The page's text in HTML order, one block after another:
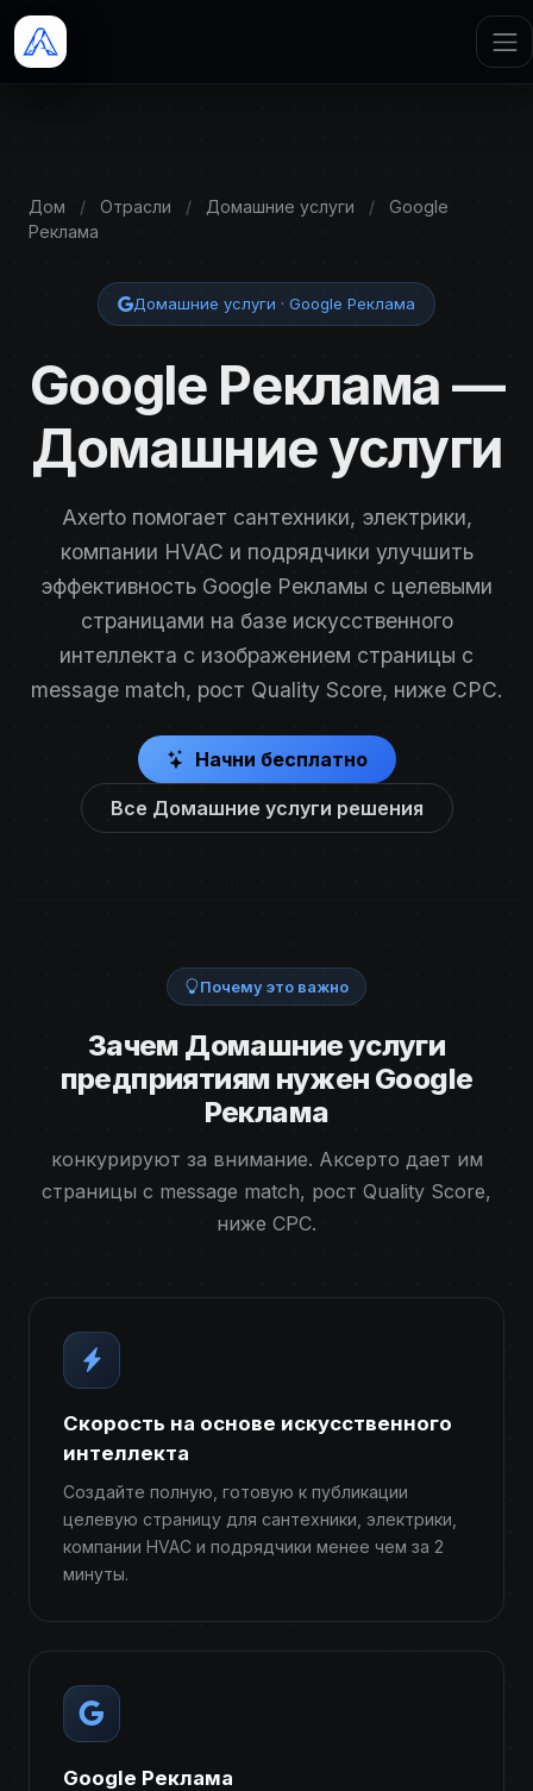
Дом / Отрасли / Домашние услуги /
Google
Реклама
Домашние услуги · Google Реклама
Google Реклама —
Домашние услуги
Axerto помогает сантехники, электрики,
компании HVAC и подрядчики улучшить
эффективность Google Рекламы с целевыми
страницами на базе искусственного
интеллекта с изображением страницы с
message match, рост Quality Score, ниже CPC.
Начни бесплатно
Все Домашние услуги решения
Почему это важно
Зачем Домашние услуги
предприятиям нужен Google
Реклама
конкурируют за внимание. Аксерто дает им
страницы с message match, рост Quality Score,
ниже CPC.
Скорость на основе искусственного
интеллекта
Создайте полную, готовую к публикации
целевую страницу для сантехники, электрики,
компании HVAC и подрядчики менее чем за 2
минуты.
Google Реклама